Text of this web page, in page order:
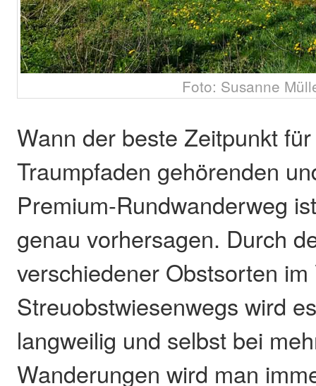
Foto: Susanne
Wann der beste Zeitpunkt
Traumpfaden gehörenden
Premium-Rundwanderweg
genau vorhersagen. Durch
verschiedener Obstsorten
Streuobstwiesenwegs wird
langweilig und selbst bei
Wanderungen wird man